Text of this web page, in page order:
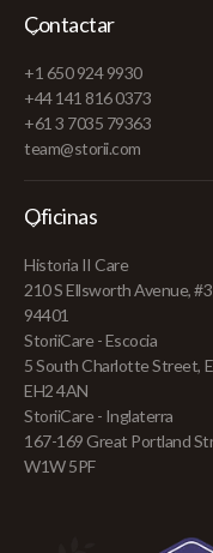
Contactar
+1 650 924 9930
+44 141 816 0373
+61 3 7035 79363
team@storii.com
Oficinas
Historia II Care
210 S Ellsworth Avenue,
94401
StoriiCare - Escocia
5 South Charlotte Street,
EH2 4AN
StoriiCare - Inglaterra
167-169 Great Portland
W1W 5PF